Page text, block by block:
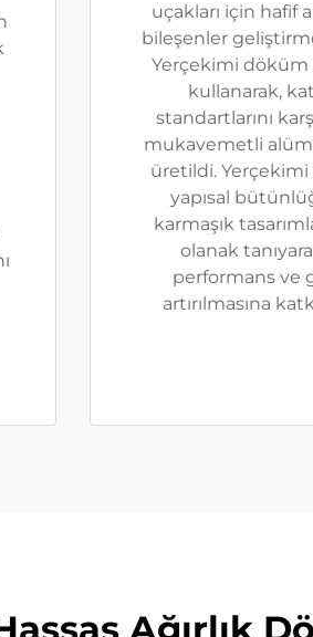
uçakları için hafif
bileşenler
Yerçekimi döküm
kullanarak,
standartlarını
mukavemetli
üretildi.
yapısal
karmaşık
olanak
performans ve
artırılmasına